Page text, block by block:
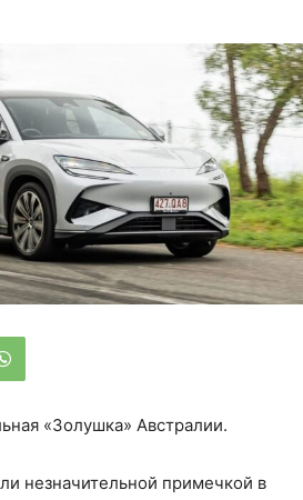
«Золушка» Австралии.
незначительной примечкой в